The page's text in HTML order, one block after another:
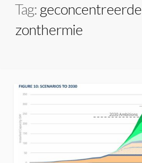
Tag: geconcentreerde
zonthermie